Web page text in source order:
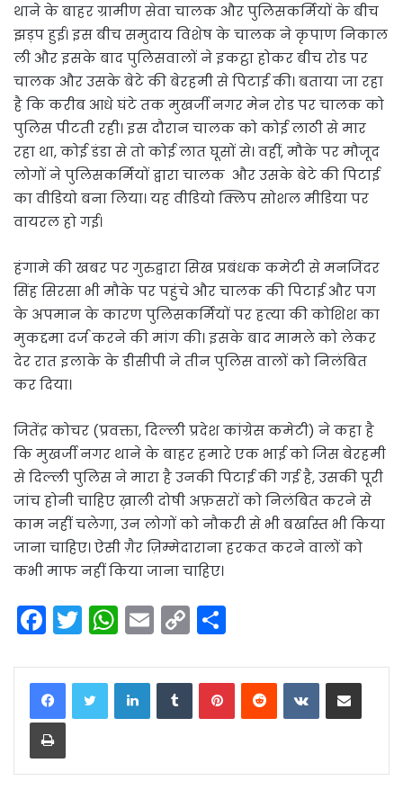
थाने के बाहर ग्रामीण सेवा चालक और पुलिसकर्मियों के बीच
झड़प हुई। इस बीच समुदाय विशेष के चालक ने कृपाण निकाल
ली और इसके बाद पुलिसवालों ने इकट्ठा होकर बीच रोड पर
चालक और उसके बेटे की बेरहमी से पिटाई की। बताया जा रहा
है कि करीब आधे घंटे तक मुखर्जी नगर मेन रोड पर चालक को
पुलिस पीटती रही। इस दौरान चालक को कोई लाठी से मार
रहा था, कोई डंडा से तो कोई लात घूसों से। वहीं, मौके पर मौजूद
लोगों ने पुलिसकर्मियों द्वारा चालक और उसके बेटे की पिटाई
का वीडियो बना लिया। यह वीडियो क्लिप सोशल मीडिया पर
वायरल हो गई।
हंगामे की खबर पर गुरुद्वारा सिख प्रबंधक कमेटी से मनजिंदर
सिंह सिरसा भी मौके पर पहुंचे और चालक की पिटाई और पग
के अपमान के कारण पुलिसकर्मियों पर हत्या की कोशिश का
मुकद्दमा दर्ज करने की मांग की। इसके बाद मामले को लेकर
देर रात इलाके के डीसीपी ने तीन पुलिस वालों को निलंबित
कर दिया।
जितेंद्र कोचर (प्रवक्ता, दिल्ली प्रदेश कांग्रेस कमेटी) ने कहा है
कि मुखर्जी नगर थाने के बाहर हमारे एक भाई को जिस बेरहमी
से दिल्ली पुलिस ने मारा है उनकी पिटाई की गई है, उसकी पूरी
जांच होनी चाहिए ख़ाली दोषी अफ़सरों को निलंबित करने से
काम नहीं चलेगा, उन लोगों को नौकरी से भी बर्खास्त भी किया
जाना चाहिए। ऐसी ग़ैर ज़िम्मेदाराना हरकत करने वालों को
कभी माफ नहीं किया जाना चाहिए।
F
a
c
e
b
o
T
w
itt
er
W
h
a
ts
p
E
m
ai
C
o
p
n
ar
LinkedInTumblrPinterestReddit VKontakteShare via Email
Print